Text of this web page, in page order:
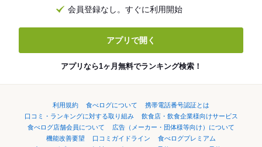
会員登録なし。すぐに利用開始
アプリで開く
アプリなら1ヶ月無料でランキング検索！
利用規約 食べログについて
携帯電話番号認証とは
口コミ・ランキングに対する取り組み
飲食店・飲食企業様向けサービス
食べログ店舗会員について
広告（メーカー・団体様等向け）について
機能改善要望
口コミガイドライン
食べログプレミアム